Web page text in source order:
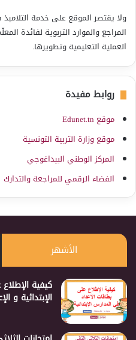
ولا يقتصر الموقع على خدمة
المراجع والموارد التربوية لفائدة
العملية التعليمية وتطويرها.
روابط مفيدة
موقع Edunet.tn
موقع وزارة التربية التونسية
المركز الوطني البيداغوجي
الفضاء الرقمي للمراجعة والتدارك
الأشهر
كيفية
الإبتدائية و